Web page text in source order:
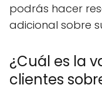
podrás hacer
adicional sobre
¿Cuál es la
clientes